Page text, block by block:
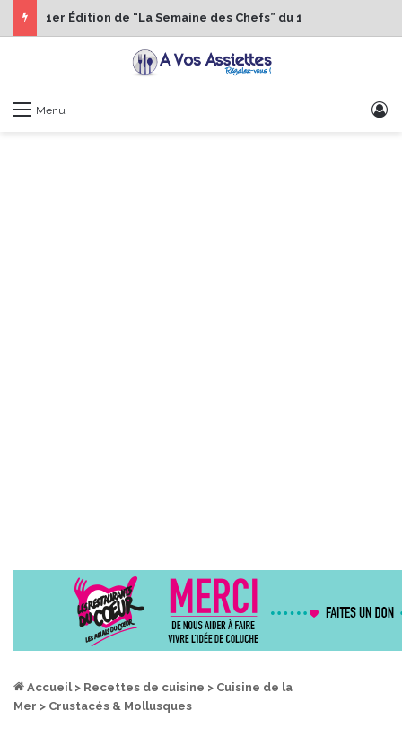
Menu
Accueil > Recettes de cuisine > Cuisine de la
Mer > Crustacés & Mollusques